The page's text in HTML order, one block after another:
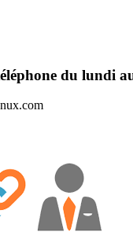
du lundi